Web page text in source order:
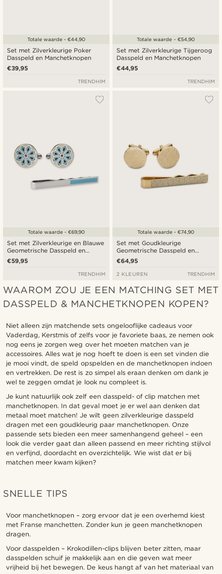
Set met Zilverkleurige Poker
Dasspeld en Manchetknopen
€39,95
Totale waarde - €44,90
TRENDHIM
Set met Zilverkleurige Tijgeroog
Dasspeld en Manchetknopen
€44,95
Totale waarde - €54,90
TRENDHIM
Set met Zilverkleurige en Blauwe
Geometrische Dasspeld en
Manchetknopen
€59,95
Totale waarde - €69,90
TRENDHIM
Set met Goudkleurige
Geometrische Dasspeld en
Manchetknopen
€64,95
Totale waarde - €74,90
2 KLEUREN TRENDHIM
WAAROM ZOU JE EEN MATCHING SET MET
DASSPELD & MANCHETKNOPEN KOPEN?
Niet alleen zijn matchende sets ongelooflijke cadeaus voor
Vaderdag, Kerstmis of zelfs voor je favoriete baas, ze nemen ook
nog eens je zorgen weg over het moeten matchen van je
accessoires. Alles wat je nog hoeft te doen is een set vinden die
je mooi vindt, de speld opspelden en de manchetknopen indoen
en vertrekken. De rest is zo simpel als eraan denken om dank je
wel te zeggen omdat je look nu compleet is.
Je kunt natuurlijk ook zelf een dasspeld- of clip matchen met
manchetknopen. In dat geval moet je er wel aan denken dat
metaal moet matchen! Je wilt geen zilverkleurige dasspeld
dragen met een goudkleurig paar manchetknopen. Onze
passende sets bieden een meer samenhangend geheel – een
look die verder gaat dan alleen passend en meer richting stijlvol
en verfijnd, doordacht en overzichtelijk. Wie wist dat er bij
matchen meer kwam kijken?
SNELLE TIPS
Voor manchetknopen – zorg ervoor dat je een overhemd kiest
met Franse manchetten. Zonder kun je geen manchetknopen
dragen.
Voor dasspelden – Krokodillen-clips blijven beter zitten, maar
dasspelden schuif je makkelijk aan en die geven wat meer
vrijheid bij het bewegen. De keus hangt af van het materiaal van